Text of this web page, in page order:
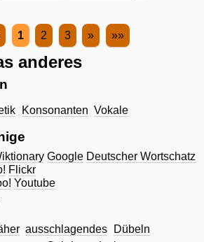
1 2 3 » »»
anderes
Konsonanten Vokale
Google Deutscher Wortschatz
Flickr
Youtube
ausschlagendes
Dübeln